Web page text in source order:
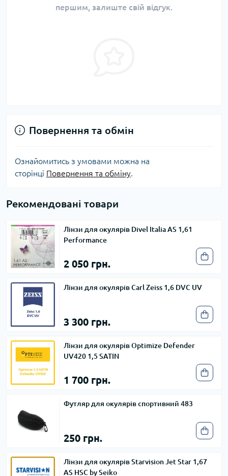
першим, залиште свій відгук.
Повернення та обмін
Ознайомитись з умовами можна на
сторінці Повернення та обміну
Рекомендовані товари
Лінзи для окулярів Divel Italia AS 1,61
Performance
2 050 грн.
Лінзи для окулярів Carl Zeiss 1,6 DVC UV
3 300 грн.
Лінзи для окулярів Optimize Defender
UV420 1,5 SATIN
1 700 грн.
Футляр для окулярів спортивний 483
250 грн.
Лінзи для окулярів Starvision Jet Star 1,67
AS HSC by Seiko